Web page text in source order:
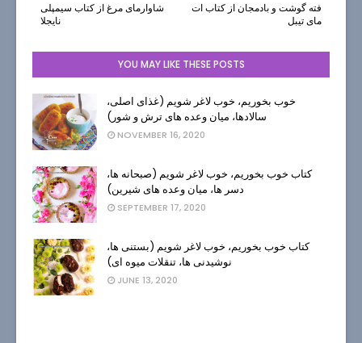
فته گوشت و بادمجان از کتاب ات
مای تیبل
شاوارمای مرغ از کتاب سیمپلی
نایجلا
YOU MAY LIKE THESE POSTS
خوب بخوریم، خوب لاغر شویم (غذای اصلی،
سالادها، میان وعده های ترش و شور)
NOVEMBER 16, 2020
کتاب خوب بخوریم، خوب لاغر شویم (صبحانه ها،
دسر ها، میان وعده های شیرین)
SEPTEMBER 17, 2020
کتاب خوب بخوریم، خوب لاغر شویم (بستنی ها،
نوشیدنی ها، تنقلات میوه ای)
JUNE 13, 2020